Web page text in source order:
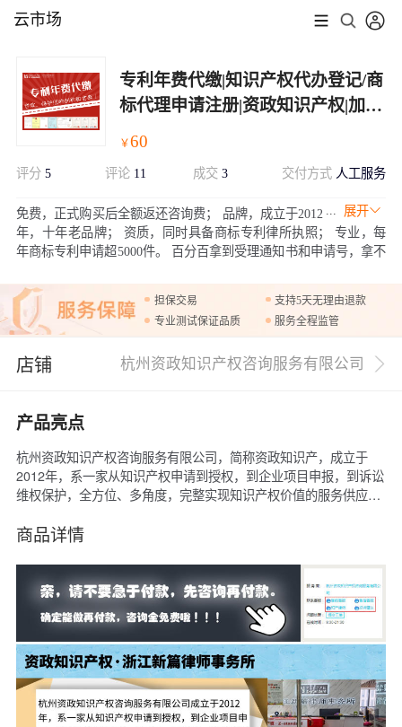
云市场
专利年费代缴|知识产权代办登记/商
标代理申请注册|资政知识产权|加急
￥60
评分 5 评论 11 成交3 交付方式 人工服务
展开
免费，正式购买后全额返还咨询费； 品牌，成立于2012
年，十年老品牌； 资质，同时具备商标专利律所执照； 专业，每
年商标专利申请超5000件。 百分百拿到受理通知书和申请号，拿不
户专享。
担保交易
支持5天无理由退款
专业测试保证品质
服务全程监管
店铺 杭州资政知识产权咨询服务有限公司
产品亮点
杭州资政知识产权咨询服务有限公司，简称资政知识产，成立于
2012年，系一家从知识产权申请到授权，到企业项目申报，到诉讼
维权保护，全方位、多角度，完整实现知识产权价值的服务供应
可证号：23301201810018639）、专利代理资质（专利机构代
等资质的综合性知识产权服务机构。资政知识产权拥有众多成功案
例，出色的申请阶段咨询及建议、流程阶段跟进及管理和授权后的
维权诉讼工作，让大部分客户最终选择资政作为知识产权领域的合
作伙伴。
商品详情